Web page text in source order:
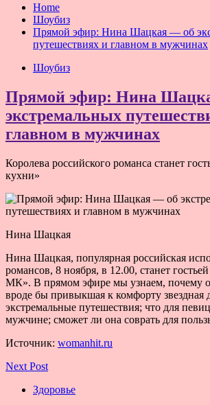
Home
Шоубиз
Прямой эфир: Нина Шацкая — об
путешествиях и главном в мужчинах
Шоубиз
Прямой эфир: Нина
экстремальных
главном в мужчинах
Королева российского романса станет
кухни»
Нина Шацкая
Нина Шацкая, популярная российская
романсов, 8 ноября, в 12.00, станет
МК». В прямом эфире мы узнаем, почему
вроде бы привыкшая к комфорту звездная
экстремальные путешествия; что для
мужчине; сможет ли она соврать для
Источник: womanhit.ru
Next Post
Здоровье